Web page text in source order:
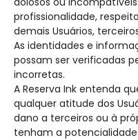
profissionalidade,
demais Usuários,
As identidades e
possam ser verificadas
incorretas.
A Reserva Ink entenda
qualquer atitude dos
dano a terceiros ou à
tenham a